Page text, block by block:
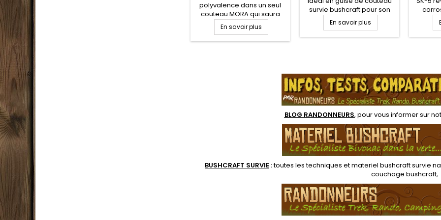
polyvalence dans un seul
couteau MORA qui saura
s'adapter à toutes vos
envies et besoins,
principalement le nautique .
En savoir plus
survie bushcraft pour son
look survivor et son manche
en gomme noir, un très
beau couteau mora
Lame acier inox carbone 11
cm traitée anti corrosion
En savoir plus
marron
BLOG RANDONNEURS, pour vous informer sur
BUSHCRAFT SURVIE :toutes les techniques etmateriel bushcraft survie
couchage bushcraft,